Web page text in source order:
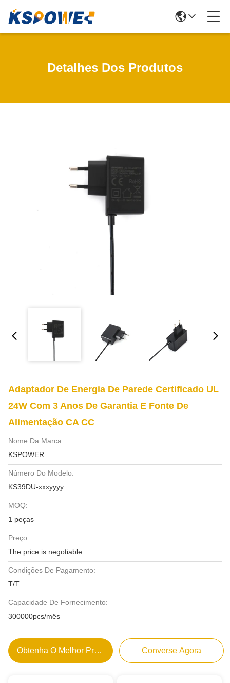
Detalhes Dos Produtos
Adaptador De Energia De Parede Certificado UL
24W Com 3 Anos De Garantia E Fonte De
Alimentação CA CC
Nome Da Marca:
KSPOWER
Número Do Modelo:
KS39DU-xxxyyyy
MOQ:
1 peças
Preço:
The price is negotiable
Condições De Pagamento:
T/T
Capacidade De Fornecimento:
300000pcs/mês
Obtenha O Melhor Preço Converse Agora